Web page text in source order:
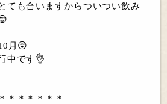
ても合いますからついつい飲み
月😲
中です👌
＊＊＊＊＊＊